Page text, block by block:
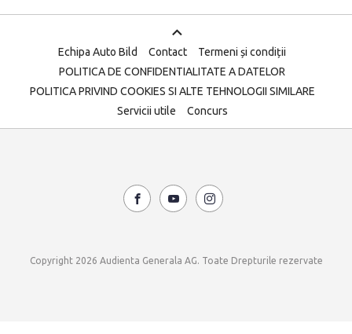
Echipa Auto Bild Contact
Termeni și condiții
POLITICA DE CONFIDENTIALITATE A DATELOR
POLITICA PRIVIND COOKIES SI ALTE TEHNOLOGII SIMILARE
Servicii utile
Concurs
Copyright 2026 Audienta Generala AG. Toate Drepturile rezervate